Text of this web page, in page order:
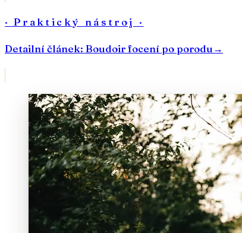
· Praktický nástroj ·
Detailní článek: Boudoir focení po porodu→